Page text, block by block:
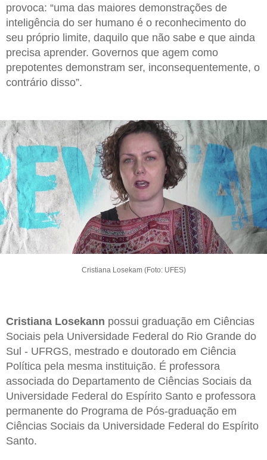
provoca: “uma das maiores demonstrações de
inteligência do ser humano é o reconhecimento do
seu próprio limite, daquilo que não sabe e que ainda
precisa aprender. Governos que agem como
prepotentes demonstram ser, inconsequentemente, o
contrário disso”.
Cristiana Losekam (Foto: UFES)
Cristiana Losekann possui graduação em Ciências
Sociais pela Universidade Federal do Rio Grande do
Sul - UFRGS, mestrado e doutorado em Ciência
Política pela mesma instituição. É professora
associada do Departamento de Ciências Sociais da
Universidade Federal do Espírito Santo e professora
permanente do Programa de Pós-graduação em
Ciências Sociais da Universidade Federal do Espírito
Santo.